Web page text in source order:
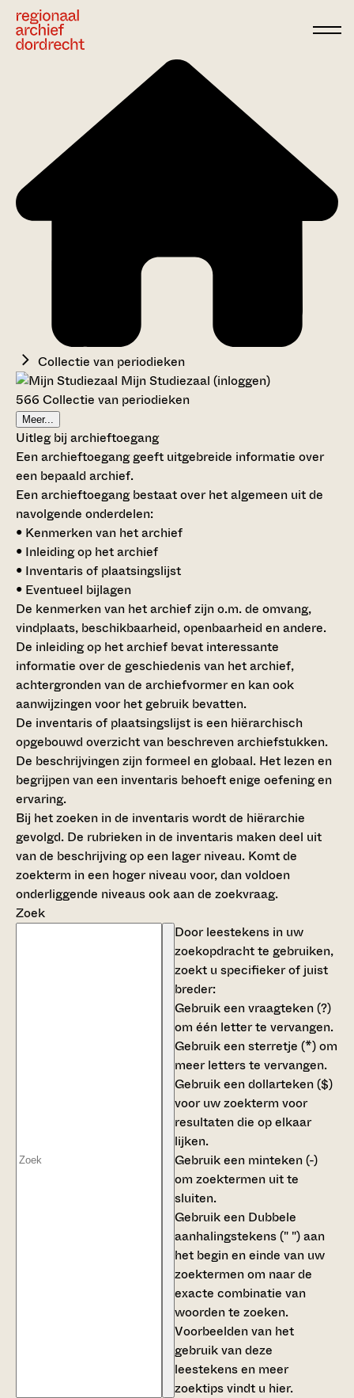
Collectie van periodieken
Mijn Studiezaal (inloggen)
566 Collectie van periodieken
Meer...
Uitleg bij archieftoegang
Een archieftoegang geeft uitgebreide informatie over
een bepaald archief.
Een archieftoegang bestaat over het algemeen uit de
navolgende onderdelen:
• Kenmerken van het archief
• Inleiding op het archief
• Inventaris of plaatsingslijst
• Eventueel bijlagen
De kenmerken van het archief zijn o.m. de omvang,
vindplaats, beschikbaarheid, openbaarheid en andere.
De inleiding op het archief bevat interessante
informatie over de geschiedenis van het archief,
achtergronden van de archiefvormer en kan ook
aanwijzingen voor het gebruik bevatten.
De inventaris of plaatsingslijst is een hiërarchisch
opgebouwd overzicht van beschreven archiefstukken.
De beschrijvingen zijn formeel en globaal. Het lezen en
begrijpen van een inventaris behoeft enige oefening en
ervaring.
Bij het zoeken in de inventaris wordt de hiërarchie
gevolgd. De rubrieken in de inventaris maken deel uit
van de beschrijving op een lager niveau. Komt de
zoekterm in een hoger niveau voor, dan voldoen
onderliggende niveaus ook aan de zoekvraag.
Zoek
Door leestekens in uw
zoekopdracht te gebruiken,
zoekt u specifieker of juist
breder:
Gebruik eenvraagteken (?)
om één letter te vervangen.
Gebruik eensterretje (*)om
meer letters te vervangen.
Gebruik eendollarteken ($)
voor uw zoekterm voor
resultaten die op elkaar
lijken.
Gebruik een minteken (-)
om zoektermen uit te
sluiten.
Gebruik een Dubbele
aanhalingstekens (" ")aan
het begin en einde van uw
zoektermen om naar de
exacte combinatie van
woorden te zoeken.
Voorbeelden van het
gebruik van deze
leestekens en meer
zoektips vindt u hier.